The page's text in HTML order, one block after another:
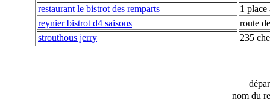
restaurant le bistrot des remparts
1 place
reynier bistrot d4 saisons
route
strouthous jerry
235
nom du